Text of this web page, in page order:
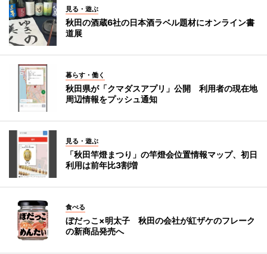
見る・遊ぶ
秋田の酒蔵6社の日本酒ラベル題材にオンライン書
道展
暮らす・働く
秋田県が「クマダスアプリ」公開 利用者の現在地
周辺情報をプッシュ通知
見る・遊ぶ
「秋田竿燈まつり」の竿燈会位置情報マップ、初日
利用は前年比3割増
食べる
ぼだっこ×明太子 秋田の会社が紅ザケのフレーク
の新商品発売へ